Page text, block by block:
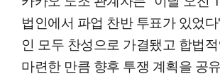
법인에서 파업 찬반 투표가 있었
인 모두 찬성으로 가결됐고 합법
마련한 만큼 향후 투쟁 계획을 공